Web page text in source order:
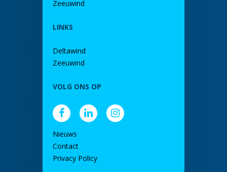
Zeeuwind
LINKS
Deltawind
Zeeuwind
VOLG ONS OP
Nieuws
Contact
Privacy Policy